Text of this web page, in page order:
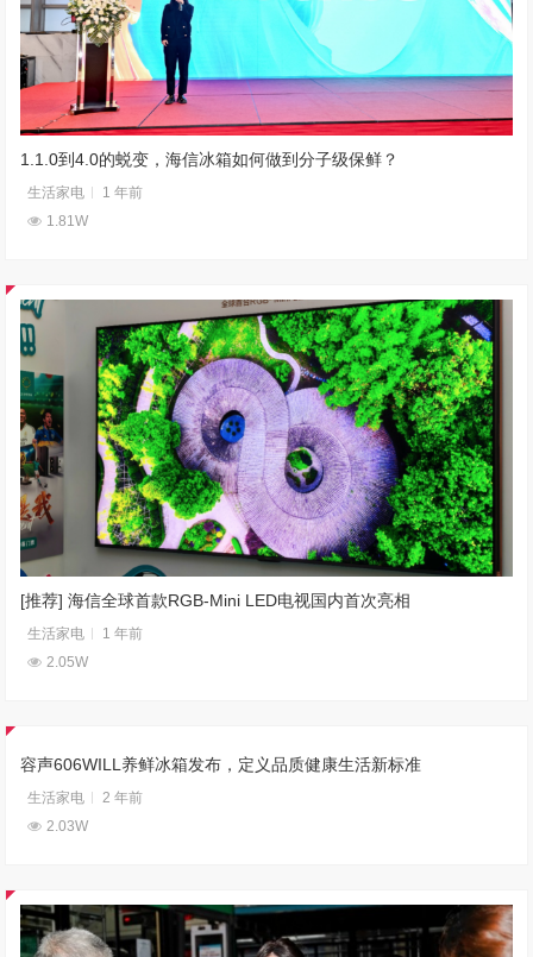
1.1.0到4.0的蜕变，海信冰箱如何做到分子级保鲜？
生活家电
1 年前
1.81W
[推荐] 海信全球首款RGB-Mini LED电视国内首次亮相
生活家电
1 年前
2.05W
容声606WILL养鲜冰箱发布，定义品质健康生活新标准
生活家电
2 年前
2.03W